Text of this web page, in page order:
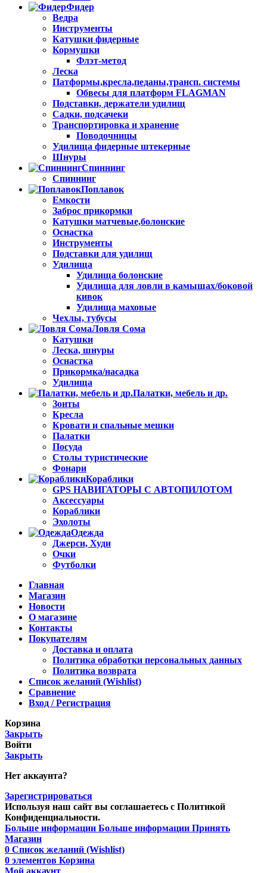
Фидер
Ведра
Инструменты
Катушки фидерные
Кормушки
Флэт-метод
Леска
Патформы,кресла,педаны,трансп. системы
Обвесы для платформ FLAGMAN
Подставки, держатели удилищ
Садки, подсачеки
Транспортировка и хранение
Поводочницы
Удилища фидерные штекерные
Шнуры
Спиннинг
Спиннинг
Поплавок
Емкости
Заброс прикормки
Катушки матчевые,болонские
Оснастка
Инструменты
Подставки для удилищ
Удилища
Удилища болонские
Удилища для ловли в камышах/боковой
кивок
Удилища маховые
Чехлы, тубусы
Ловля Сома
Катушки
Леска, шнуры
Оснастка
Прикормка/насадка
Удилища
Палатки, мебель и др.
Зонты
Кресла
Кровати и спальные мешки
Палатки
Посуда
Столы туристические
Фонари
Кораблики
GPS НАВИГАТОРЫ С АВТОПИЛОТОМ
Аксессуары
Кораблики
Эхолоты
Одежда
Джерси, Худи
Очки
Футболки
Главная
Магазин
Новости
О магазине
Контакты
Покупателям
Доставка и оплата
Политика обработки персональных данных
Политика возврата
Список желаний (Wishlist)
Сравнение
Вход / Регистрация
Корзина
Закрыть
Войти
Закрыть
Нет аккаунта?
Зарегистрироваться
Используя наш сайт вы соглашаетесь с Политикой
Конфиденциальности.
Больше информации Больше информации Принять
Магазин
0 Список желаний (Wishlist)
0 элементов Корзина
Мой аккаунт